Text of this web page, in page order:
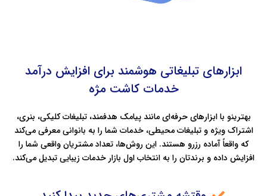
ابزارهای تبلیغاتی هوشمند برای افزایش درآمد
خدمات کاشت مژه
بهترینو با ابزارهای حرفه‌ای مانند پیامک هدفمند، تبلیغات کلیکی، بنری،
اشتراک ویژه و تبلیغات محیطی، خدمات شما را به بانوانی معرفی می‌کند
که واقعاً آماده رزرو هستند. این روش‌ها، تعداد مشتریان واقعی شما را
افزایش داده و برندتان را به انتخاب اول بازار خدمات زیبایی تبدیل می‌کند.